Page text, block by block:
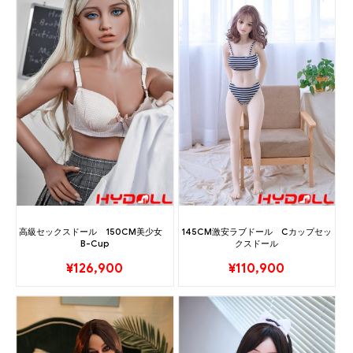
高級セックスドール 150CM美少女
B-Cup
¥126,900
145CM激安ラブドール Cカップセッ
クスドール
¥110,900